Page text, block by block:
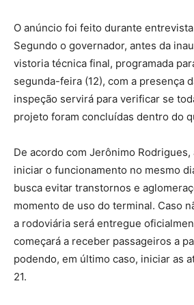
O anúncio foi feito durante
Segundo o governador, antes da
vistoria técnica final, programada
segunda-feira (12), com a presença
inspeção servirá para verificar se
projeto foram concluídas dentro do
De acordo com Jerônimo Rodrigues,
iniciar o funcionamento no mesmo
busca evitar transtornos e
momento de uso do terminal. Caso
a rodoviária será entregue
começará a receber passageiros a
podendo, em último caso, iniciar as
21.